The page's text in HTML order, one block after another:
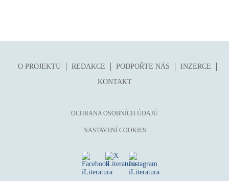
O PROJEKTU REDAKCE PODPOŘTE NÁS
INZERCE
KONTAKT
OCHRANA OSOBNÍCH ÚDAJŮ
NASTAVENÍ COOKIES